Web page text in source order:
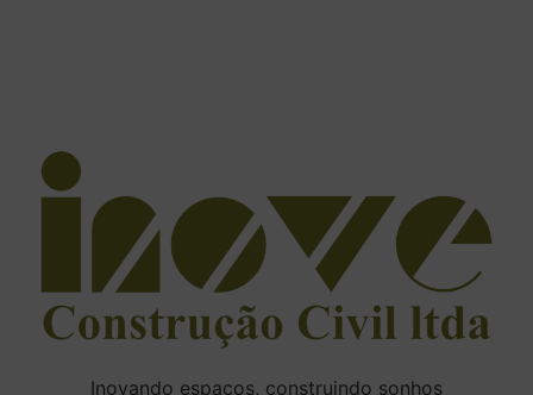
Inovando espaços, construindo sonhos